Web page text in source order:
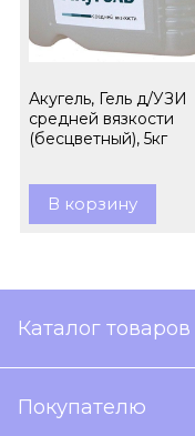
Акугель, Гель д/УЗИ
средней вязкости
(бесцветный), 5кг
В корзину
Каталог товаров
Покупателю